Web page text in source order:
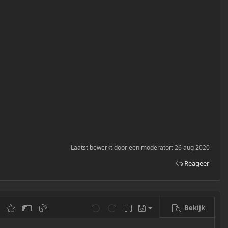
Laatst bewerkt door een moderator:26 aug 2020
Reageer
invoegen
Voor katten item invoegen
Wiki kat artikel invoegen
Blog inzending invoegenOngedaan maken
OpnieuwBB code aan/uit
Concepten
Bewaar Concept
Bekijk